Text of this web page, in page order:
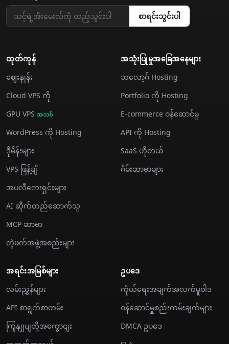
စာရင်းသွင်းပါ
ထုတ်ကုန်
ဈေးနှုန်း
Cloud VPS ကို
GPU VPS အသစ်
WordPress ကို Hosting
ဒိုမိန်းများ
VPS ဖြန့်ချိ
အပလီကေးရှင်းများ
AI ဆိုက်တည်ဆောက်သူ
MCP ဆာဗာ
တွဲဖက်အဖွဲ့အစည်းများ
အသုံးပြုမှုအခြေအနေများ
ဘလော့ဂ် Hosting
Portfolio ကို Hosting
E-commerce ဝန်ဆောင်မှု
API ကို Hosting
SaaS ဟိုတယ်
ဂိမ်းဆာဗာများ
အရင်းအမြစ်များ
လမ်းညွှန်များ
API စာရွက်စာတမ်း
ကြှနျုပျတို့အကွောငျး
ဥပဒေ
ကိုယ်ရေးအချက်အလက်မူဝါဒ
ဝန်ဆောင်မှုစည်းကမ်းချက်များ
DMCA ဥပဒေ